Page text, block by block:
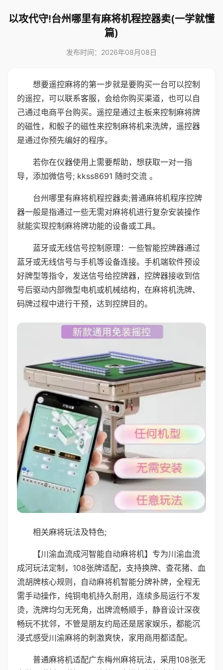
以攻代守!台州哪里有麻将机程控器卖(一学就懂
篇)
发布时间：2026年08月08日
想要遥控麻将的第一步就是要购买一台可以控制
的遥控，可以联系客服，会给你购买渠道，也可以自
己通过电商平台购买。遥控是通过主板来控制麻将牌
的磁性，和骰子的磁性来控制麻将机来洗牌，遥控器
是通过你预先编好的程序。
若你在仪器使用上需要帮助，想获取一对一指
导，添加微信号; kkss8691 随时交流 。
台州哪里有麻将机程控器卖;普通麻将机程序控牌
器一般是指通过一些无需对麻将机进行复杂安装操作
就能实现控制麻将牌功能的设备或工具。
蓝牙或无线信号控制原理：一些智能控牌器通过
蓝牙或无线信号与手机等设备连接。手机端软件预设
好牌型等指令，发送信号给控牌器，控牌器接收到信
号后驱动内部微型电机或机械结构，在麻将机洗牌、
码牌过程中进行干预，达到控牌目的。
相关麻将玩法及特色;
【川渝血流成河智能自动麻将机】专为川渝血流
成河玩法定制，108张牌适配，支持换牌、查花猪、血
流胡牌核心规则，自动麻将机智能分牌补牌，全程无
需手动操作，纯铜电机持久耐用，连续多局运行不发
烫，洗牌均匀无死角，出牌流畅顺手，静音设计深夜
畅玩不扰邻，不管是朋友约局还是居家娱乐，都能沉
浸式感受川渝麻将的刺激爽快，家用商用都适配。
普通麻将机适配广东梅州麻将玩法，采用108张无